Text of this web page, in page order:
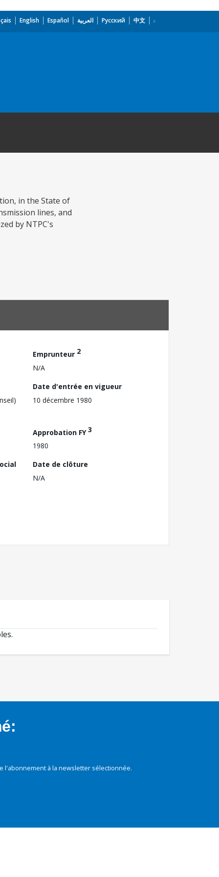
English Español العربية Русский 中文
in the State of
lines, and
by NTPC's
Emprunteur 2
N/A
Date d'entrée en vigueur
10 décembre 1980
Approbation FY3
1980
Date de clôture
N/A
à la newsletter sélectionnée.